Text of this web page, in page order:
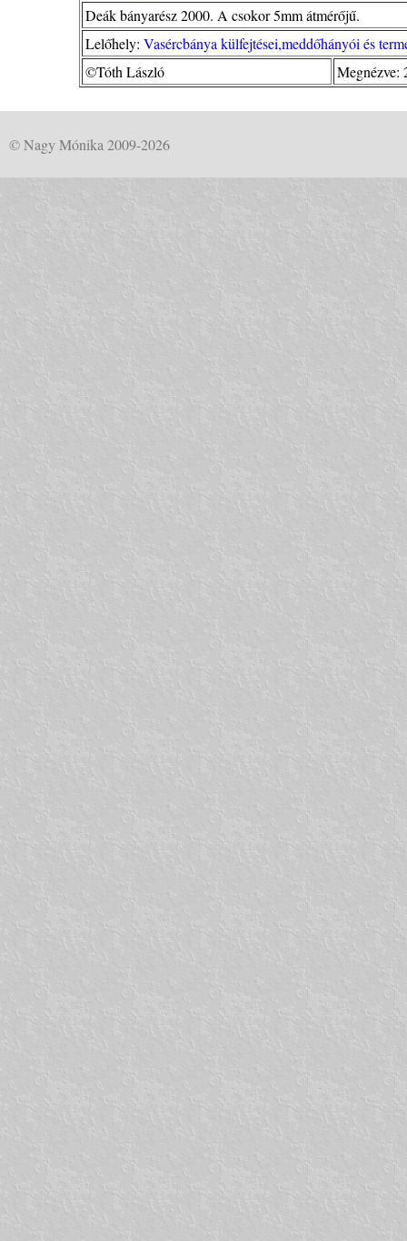
Deák bányarész 2000. A csokor 5mm átmérőjű.
Lelőhely: Vasércbánya külfejtései,meddőhányói és
©Tóth László
Megnézve:
© Nagy Mónika 2009-2026